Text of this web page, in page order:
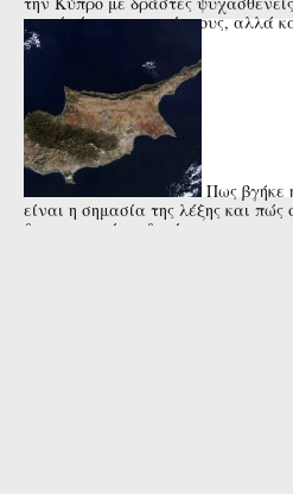
γονείς ή οι συγγενείς τους, αλλά
ή μικρά ...
Πως βγήκε
είναι η σημασία της λέξης και πώς
διαφορετικές εκδοχές